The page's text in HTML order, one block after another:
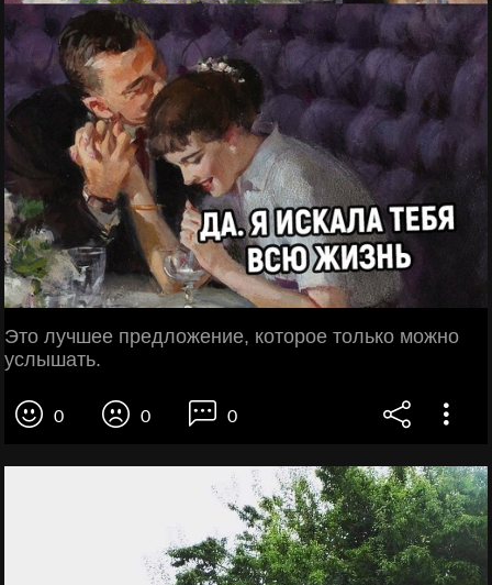
Это лучшее предложение, которое только можно
услышать.
0 0 0